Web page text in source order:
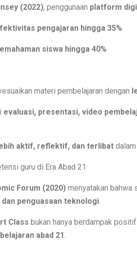
(2022), penggunaan platform
pengajaran hingga 35%
siswa hingga 40%
materi pembelajaran dengan
evaluasi, presentasi, video
aktif, reflektif, dan terlibat
guru di Era Abad 21
Forum (2020) menyatakan bahwa
penguasaan teknologi
Class bukan hanya berdampak
abad 21